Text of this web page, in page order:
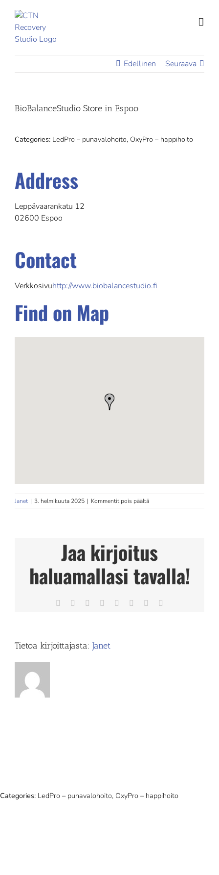
content
Edellinen Seuraava
BioBalanceStudio Store in Espoo
Categories: LedPro – punavalohoito, OxyPro – happihoito
Address
Leppävaarankatu 12
02600 Espoo
Contact
Verkkosivuhttp://www.biobalancestudio.fi
Find on Map
Janet | 3. helmikuuta 2025 | Kommentit pois päältäartikkelissa
BioBalanceStudio
Jaa kirjoitus
haluamallasi tavalla!
Facebook Reddit LinkedIn
TumblrPinterest
Tietoa kirjoittajasta: Janet
Categories: LedPro – punavalohoito, OxyPro – happihoito